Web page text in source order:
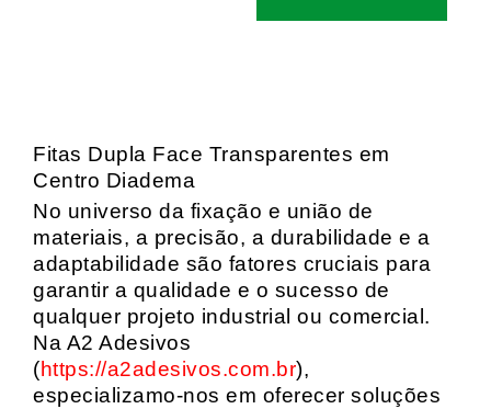
Fitas Dupla Face Transparentes em
Centro Diadema
No universo da fixação e união de
materiais, a precisão, a durabilidade e a
adaptabilidade são fatores cruciais para
garantir a qualidade e o sucesso de
qualquer projeto industrial ou comercial.
Na A2 Adesivos
(https://a2adesivos.com.br),
especializamo-nos em oferecer soluções